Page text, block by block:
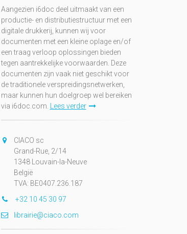
Aangezien i6doc deel uitmaakt van een
productie- en distributiestructuur met een
digitale drukkerij, kunnen wij voor
documenten met een kleine oplage en/of
een traag verloop oplossingen bieden
tegen aantrekkelijke voorwaarden. Deze
documenten zijn vaak niet geschikt voor
de traditionele verspreidingsnetwerken,
maar kunnen hun doelgroep wel bereiken
via i6doc.com. Lees verder
CIACO sc
Grand-Rue, 2/14
1348 Louvain-la-Neuve
België
TVA: BE0407.236.187
+32 10 45 30 97
librairie@ciaco.com